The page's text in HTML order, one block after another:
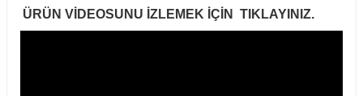
ÜRÜN VİDEOSUNU İZLEMEK İÇİN TIKLAYINIZ.